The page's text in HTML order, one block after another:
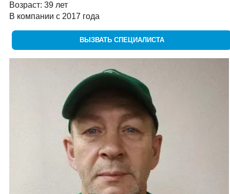
Возраст: 39 лет
В компании с 2017 года
ВЫЗВАТЬ СПЕЦИАЛИСТА